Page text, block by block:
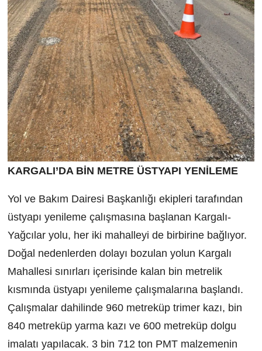
KARGALI’DA BİN METRE ÜSTYAPI YENİLEME
Yol ve Bakım Dairesi Başkanlığı ekipleri tarafından
üstyapı yenileme çalışmasına başlanan Kargalı-
Yağcılar yolu, her iki mahalleyi de birbirine bağlıyor.
Doğal nedenlerden dolayı bozulan yolun Kargalı
Mahallesi sınırları içerisinde kalan bin metrelik
kısmında üstyapı yenileme çalışmalarına başlandı.
Çalışmalar dahilinde 960 metreküp trimer kazı, bin
840 metreküp yarma kazı ve 600 metreküp dolgu
imalatı yapılacak. 3 bin 712 ton PMT malzemenin